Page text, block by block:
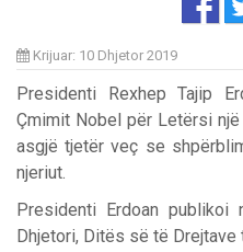
Krijuar: 10 Dhjetor 2019
Presidenti Rexhep Tajip
Çmimit Nobel për Letërsi
asgjë tjetër veç se
njeriut.
Presidenti Erdoan
Dhjetori, Ditës së të Drejtave